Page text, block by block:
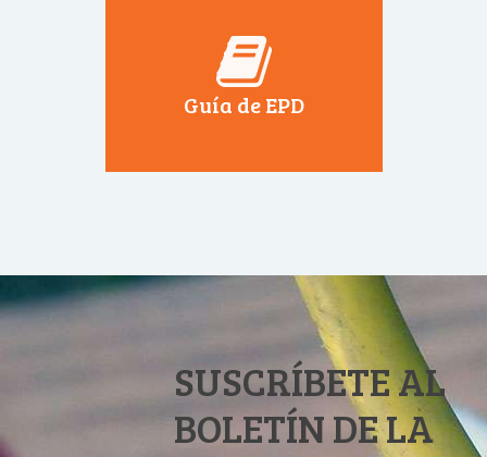
Guía de EPD
SUSCRÍBETE AL
BOLETÍN DE LA